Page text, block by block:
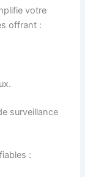
votre
offrant :
surveillance
: